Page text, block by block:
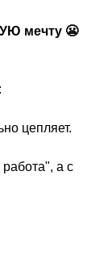
мечту 😬
цепляет.
а с